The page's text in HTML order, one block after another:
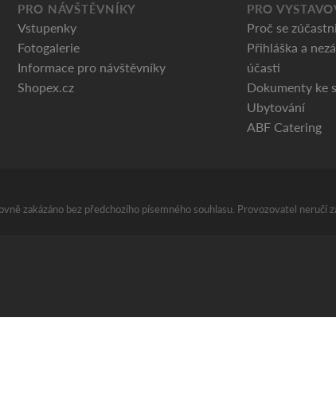
PRO NÁVŠTĚVNÍKY
Vstupenky
Fotogalerie
Informace pro návštěvníky
Shopex.cz
PRO
Proč se
Přihláška a
účasti
Dokumenty ke
Ubytování
ABF Catering
zakázáno bez předchozího písemného souhlasu. Provozovatel neručí